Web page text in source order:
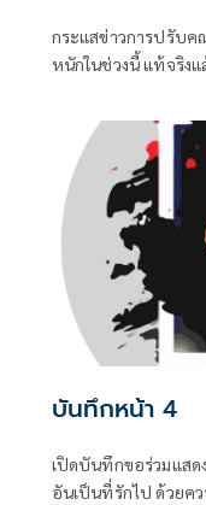
กระแสข่าวการปรับค
หนักในช่วงนี้ แท้จริงแ
จากสองทางหลัก คื
เครดิตเพื่อสร้างควา
สีน้ำเงินที่กระหายเก้า
บันทึกหน้า 4
เปิดบันทึกขอร่วมแสด
อันเป็นที่รักไป ด้วยค